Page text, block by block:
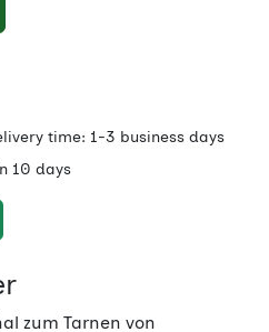
time: 1-3 business days
10 days
zum Tarnen von